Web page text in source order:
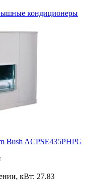
кондиционеры
ACPSE435PHPG
кВт: 27.83